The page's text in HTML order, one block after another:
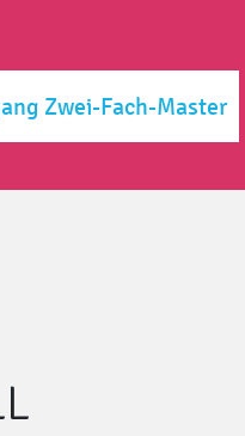
Zwei-Fach-Master